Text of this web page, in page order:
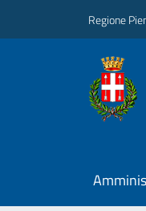
Regione